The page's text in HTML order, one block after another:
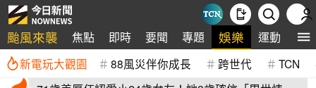
颱風來襲 焦點 即時 要聞 專題 娛樂 運動 全
新電玩大觀園 88風災伴你成長 跨世代 TCN